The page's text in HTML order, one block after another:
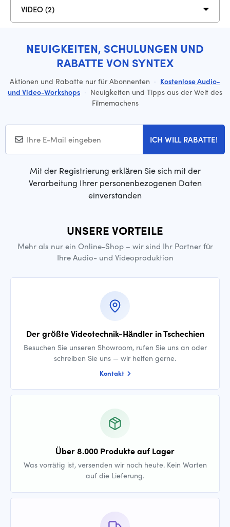
VIDEO (2)
NEUIGKEITEN, SCHULUNGEN UND
RABATTE VON SYNTEX
Aktionen und Rabatte nur für Abonnenten · Kostenlose Audio-
und Video-Workshops · Neuigkeiten und Tipps aus der Welt des
Filmemachens
ICH WILL RABATTE!
Mit der Registrierung erklären Sie sich mit der
Verarbeitung Ihrer personenbezogenen Daten
einverstanden
UNSERE VORTEILE
Mehr als nur ein Online-Shop – wir sind Ihr Partner für
Ihre Audio- und Videoproduktion
Der größte Videotechnik-Händler in Tschechien
Besuchen Sie unseren Showroom, rufen Sie uns an oder
schreiben Sie uns — wir helfen gerne.
Kontakt
Über 8.000 Produkte auf Lager
Was vorrätig ist, versenden wir noch heute. Kein Warten
auf die Lieferung.